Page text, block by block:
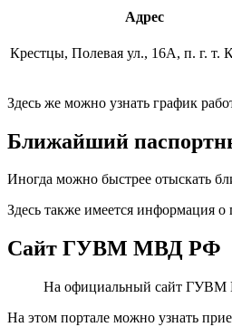
Адрес
Крестцы, Полевая ул., 16А, п. г. т.
Здесь же можно узнать график
Ближайший
Иногда можно быстрее отыскать
Здесь также имеется информация
Сайт ГУВМ МВД РФ
На официальный сайт ГУВМ
На этом портале можно узнать